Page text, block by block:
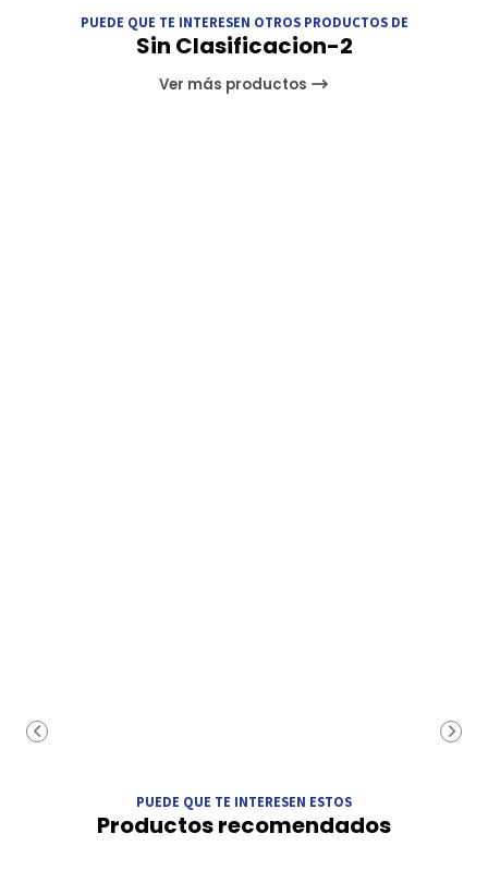
PUEDE QUE TE INTERESEN OTROS PRODUCTOS DE
Sin Clasificacion-2
Ver más productos
PUEDE QUE TE INTERESEN ESTOS
Productos recomendados